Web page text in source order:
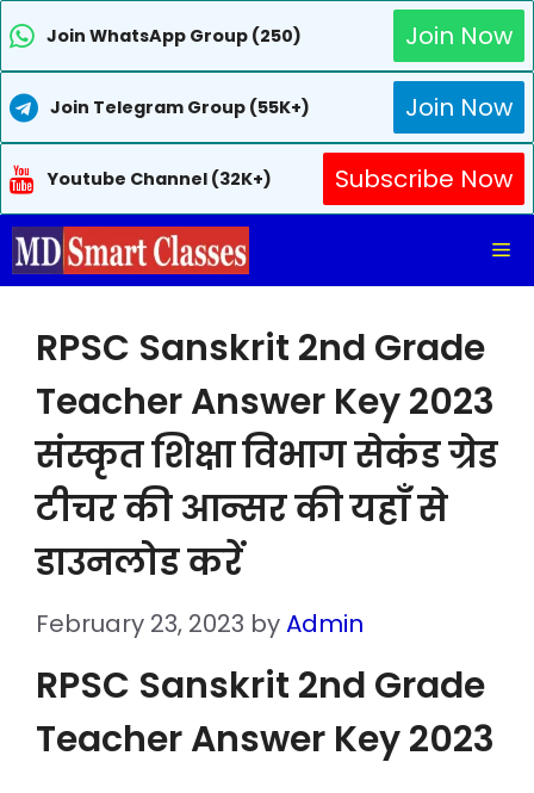
Join WhatsApp Group (250) Join Now
Join Telegram Group (55K+) Join Now
Youtube Channel (32K+)
Subscribe Now
Skip
to
RPSC Sanskrit 2nd Grade
Teacher Answer Key 2023
संस्कृत शिक्षा विभाग सेकंड ग्रेड
टीचर की आन्सर की यहाँ से
डाउनलोड करें
February 23, 2023 byAdmin
RPSC Sanskrit 2nd Grade
Teacher Answer Key 2023